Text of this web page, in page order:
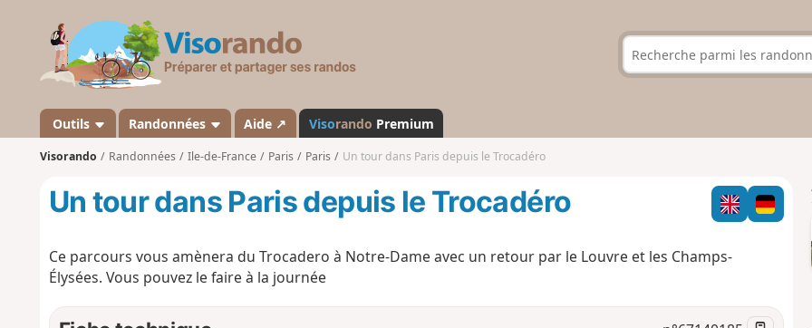
s
a
n
d
Outils Randonnées Aide ↗ Visorando Premium
Visorando Randonnées Ile-de-France Paris Paris Un tour dans Paris depuis le Trocadéro
Un tour dans Paris depuis le Trocadéro
Ce parcours vous amènera du Trocadero à Notre-Dame avec un retour par le Louvre et les Champs-
Élysées. Vous pouvez le faire à la journée